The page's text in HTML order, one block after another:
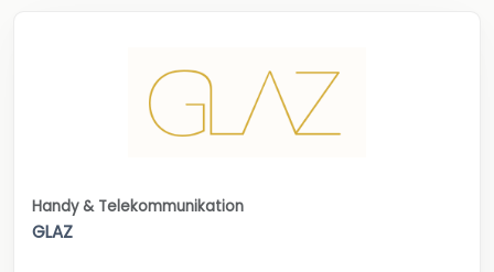
Handy & Telekommunikation
GLAZ